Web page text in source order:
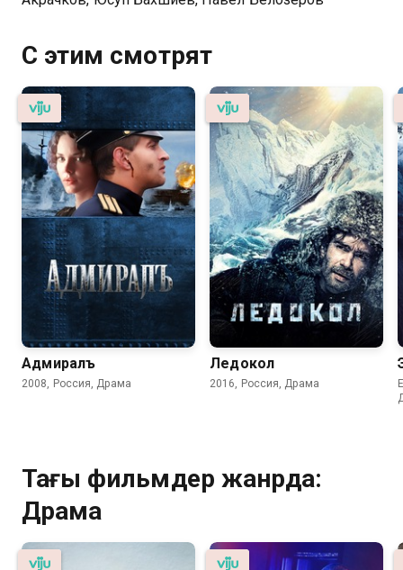
С этим смотрят
Адмиралъ
2008, Россия, Драма
Ледокол
2016, Россия, Драма
Тағы фильмдер жанрда:
Драма